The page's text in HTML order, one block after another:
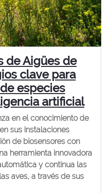
de Aigües de
clave para
especies
artificial
en el conocimiento de
sus instalaciones
de biosensores con
herramienta innovadora
y continua las
aves, a través de sus